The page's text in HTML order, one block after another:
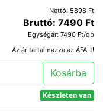
Nettó: 5898 Ft
Bruttó: 7490 Ft
Egységár: 7490 Ft/db
Az ár tartalmazza az ÁFA-t!
Kosárba
Készleten van